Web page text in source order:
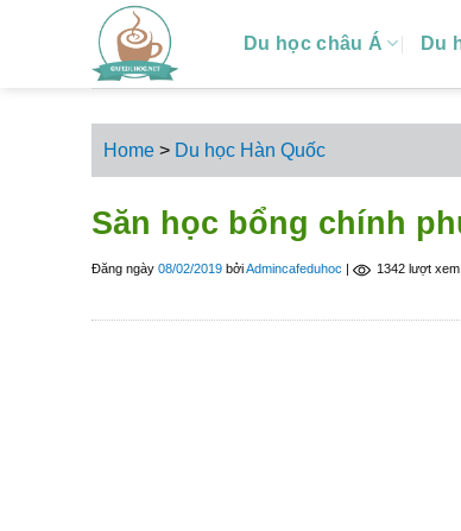
Du học châu Á Du
Home > Du học Hàn Quốc
Săn học bổng chính
Đăng ngày 08/02/2019 bởiAdmincafeduhoc 1342 lượt xem